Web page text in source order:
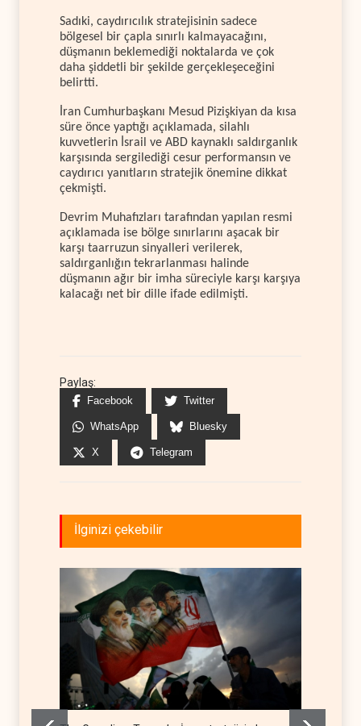
Sadıki, caydırıcılık stratejisinin sadece
bölgesel bir çapla sınırlı kalmayacağını,
düşmanın beklemediği noktalarda ve çok
daha şiddetli bir şekilde gerçekleşeceğini
belirtti.
İran Cumhurbaşkanı Mesud Pizişkiyan da kısa
süre önce yaptığı açıklamada, silahlı
kuvvetlerin İsrail ve ABD kaynaklı saldırganlık
karşısında sergilediği cesur performansın ve
caydırıcı yanıtların stratejik önemine dikkat
çekmişti.
Devrim Muhafızları tarafından yapılan resmi
açıklamada ise bölge sınırlarını aşacak bir
karşı taarruzun sinyalleri verilerek,
saldırganlığın tekrarlanması halinde
düşmanın ağır bir imha süreciyle karşı karşıya
kalacağı net bir dille ifade edilmişti.
Paylaş:
Facebook Twitter
WhatsApp Bluesky
X Telegram
İlginizi çekebilir